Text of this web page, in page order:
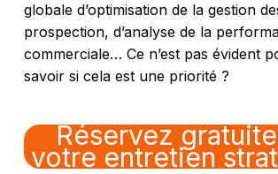
globale d’optimisation de la gestion
prospection, d’analyse de la
commerciale… Ce n’est pas évident
savoir si cela est une priorité ?
Réservez
votre entretien